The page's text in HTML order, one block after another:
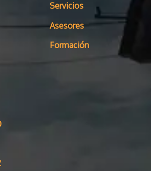
Servicios
Asesores
Formación